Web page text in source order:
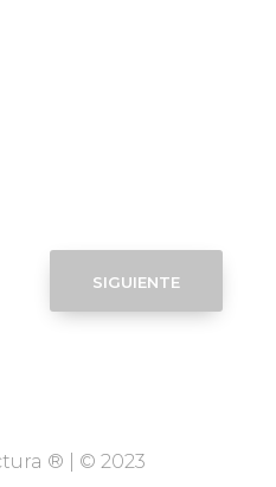
siguiente
® | © 2023